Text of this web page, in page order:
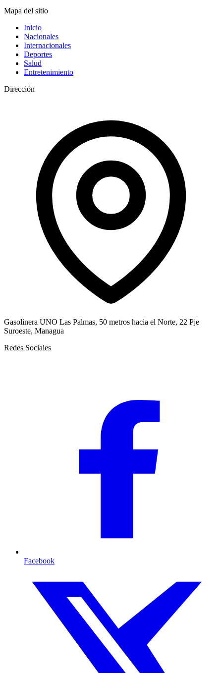
Mapa del sitio
Inicio
Nacionales
Internacionales
Deportes
Salud
Entretenimiento
Dirección
Gasolinera UNO Las Palmas, 50 metros hacia el Norte, 22 Pje
Suroeste, Managua
Redes Sociales
Facebook